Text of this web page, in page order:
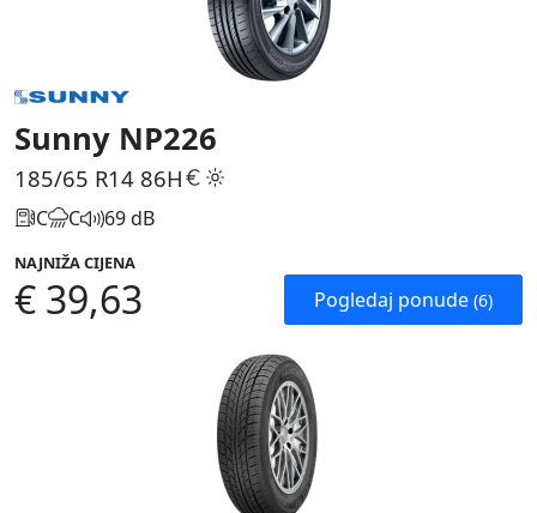
Sunny NP226
185/65 R14 86H
C C 69 dB
NAJNIŽA CIJENA
€ 39,63 Pogledaj ponude (6)